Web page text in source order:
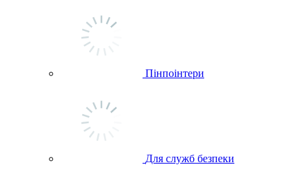
Пінпоінтери
Для служб безпеки